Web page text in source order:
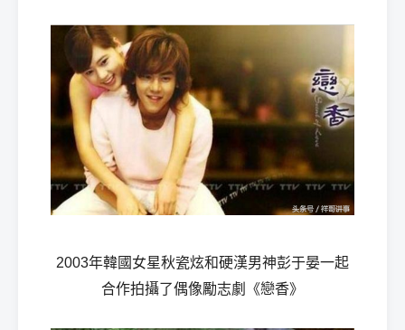
2003年韓國女星秋瓷炫和硬漢男神彭于晏一起
合作拍攝了偶像勵志劇《戀香》